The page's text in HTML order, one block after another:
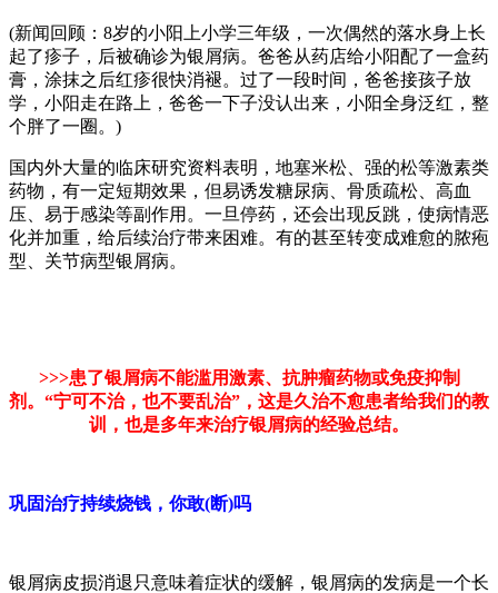
(新闻回顾：8岁的小阳上小学三年级，一次偶然的落水身上长
起了疹子，后被确诊为银屑病。爸爸从药店给小阳配了一盒药
膏，涂抹之后红疹很快消褪。过了一段时间，爸爸接孩子放
学，小阳走在路上，爸爸一下子没认出来，小阳全身泛红，整
个胖了一圈。)
国内外大量的临床研究资料表明，地塞米松、强的松等激素类
药物，有一定短期效果，但易诱发糖尿病、骨质疏松、高血
压、易于感染等副作用。一旦停药，还会出现反跳，使病情恶
化并加重，给后续治疗带来困难。有的甚至转变成难愈的脓疱
型、关节病型银屑病。
>>>患了银屑病不能滥用激素、抗肿瘤药物或免疫抑制
剂。“宁可不治，也不要乱治”，这是久治不愈患者给我们的教
训，也是多年来治疗银屑病的经验总结。
巩固治疗持续烧钱，你敢(断)吗
银屑病皮损消退只意味着症状的缓解，银屑病的发病是一个长